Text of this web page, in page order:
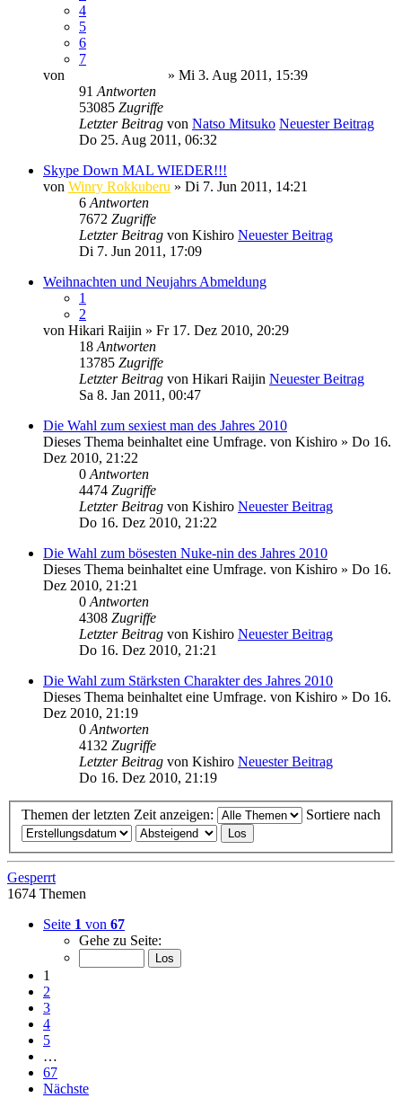
4
5
6
7
von
» Mi 3. Aug 2011, 15:39
91 Antworten
53085 Zugriffe
Letzter Beitrag von Natso Mitsuko Neuester Beitrag
Do 25. Aug 2011, 06:32
Skype Down MAL WIEDER!!!
von Winry Rokkuberu » Di 7. Jun 2011, 14:21
6 Antworten
7672 Zugriffe
Letzter Beitrag von Kishiro Neuester Beitrag
Di 7. Jun 2011, 17:09
Weihnachten und Neujahrs Abmeldung
1
2
von Hikari Raijin » Fr 17. Dez 2010, 20:29
18 Antworten
13785 Zugriffe
Letzter Beitrag von Hikari Raijin Neuester Beitrag
Sa 8. Jan 2011, 00:47
Die Wahl zum sexiest man des Jahres 2010
Dieses Thema beinhaltet eine Umfrage. von Kishiro » Do 16.
Dez 2010, 21:22
0 Antworten
4474 Zugriffe
Letzter Beitrag von Kishiro Neuester Beitrag
Do 16. Dez 2010, 21:22
Die Wahl zum bösesten Nuke-nin des Jahres 2010
Dieses Thema beinhaltet eine Umfrage. von Kishiro » Do 16.
Dez 2010, 21:21
0 Antworten
4308 Zugriffe
Letzter Beitrag von Kishiro Neuester Beitrag
Do 16. Dez 2010, 21:21
Die Wahl zum Stärksten Charakter des Jahres 2010
Dieses Thema beinhaltet eine Umfrage. von Kishiro » Do 16.
Dez 2010, 21:19
0 Antworten
4132 Zugriffe
Letzter Beitrag von Kishiro Neuester Beitrag
Do 16. Dez 2010, 21:19
Themen der letzten Zeit anzeigen: Sortiere nach
Gesperrt
1674 Themen
Seite 1 von 67
Gehe zu Seite:
1
2
3
4
5
…
67
Nächste